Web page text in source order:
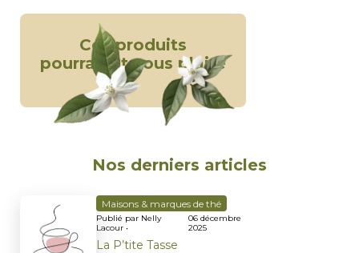
Ces produits
pourraient vous plaire
Nos derniers articles
Maisons & marques de thé
Publié par Nelly
Lacour •
06 décembre
2025
La P’tite Tasse